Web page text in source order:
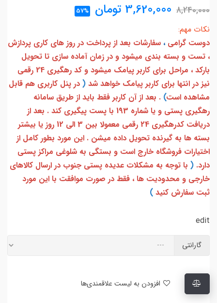
8,240,000
3,620,000 تومان 57%
نکات مهم:
دوست گرامی ، سفارشات بعد از پرداخت در روز های کاری پردازش
، تست و بسته بندی میشود و در زمان آماده سازی تا تحویل
بارکد ، مراحل برای کاربر پیامک میشود و کد رهگیری 24 رقمی
نیز در انتها برای کاربر پیامک خواهد شد ( در پنل کاربری هم قابل
مشاهده است) . بعد از آن کاربر فقط باید از طریق سامانه
رهگیری پستی و یا شماره 193 با پست پیگیری کند . بعد از
دریافت کدرهگیری 24 رقمی معمولا بین 3 الی 12 روز یا بیشتر
بسته ها به گیرنده تحویل داده میشن . این مورد بطور کامل از
اختیارات فروشگاه خارج است و بستگی به شلوغی مراکز پستی
دارد. ( با توجه به مشکلات عدیده پستی جنوب در ارسال کالاهای
خارجی و محدودیت ها ، فقط در صورت موافقت با این مورد
ثبت سفارش کنید )
edit
گارانتی